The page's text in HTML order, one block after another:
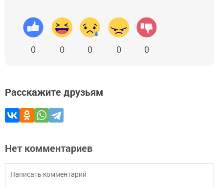
0 0 0 0 0
Расскажите друзьям
Нет комментариев